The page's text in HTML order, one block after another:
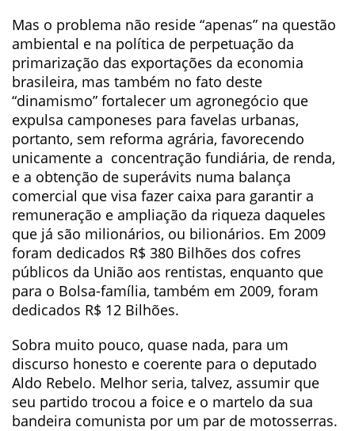
Mas o problema não reside “apenas” na questão
ambiental e na política de perpetuação da
primarização das exportações da economia
brasileira, mas também no fato deste
“dinamismo” fortalecer um agronegócio que
expulsa camponeses para favelas urbanas,
portanto, sem reforma agrária, favorecendo
unicamente a concentração fundiária, de renda,
e a obtenção de superávits numa balança
comercial que visa fazer caixa para garantir a
remuneração e ampliação da riqueza daqueles
que já são milionários, ou bilionários. Em 2009
foram dedicados R$ 380 Bilhões dos cofres
públicos da União aos rentistas, enquanto que
para o Bolsa-família, também em 2009, foram
dedicados R$ 12 Bilhões.
Sobra muito pouco, quase nada, para um
discurso honesto e coerente para o deputado
Aldo Rebelo. Melhor seria, talvez, assumir que
seu partido trocou a foice e o martelo da sua
bandeira comunista por um par de motosserras.